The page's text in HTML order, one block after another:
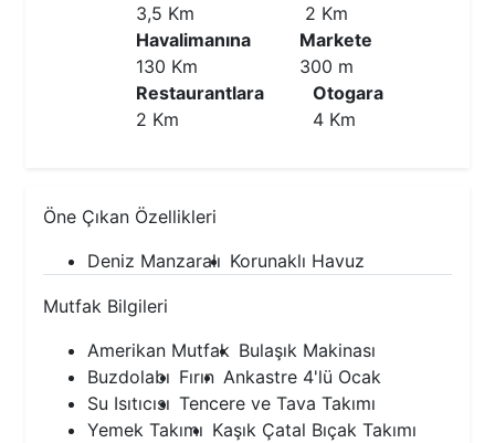
3,5 Km
2 Km
Havalimanına
130 Km
Markete
300 m
Restaurantlara
2 Km
Otogara
4 Km
Öne Çıkan Özellikleri
Deniz Manzaralı Korunaklı Havuz
Mutfak Bilgileri
Amerikan Mutfak Bulaşık Makinası
Buzdolabı Fırın Ankastre 4'lü Ocak
Su Isıtıcısı Tencere ve Tava Takımı
Yemek Takımı Kaşık Çatal Bıçak Takımı